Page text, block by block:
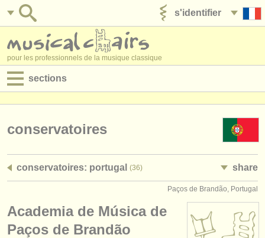
s'identifier
pour les professionnels de la musique classique
sections
jobs - administration
stages/cours
conservatoires
conservatoires: portugal (36) share
Paços de Brandão, Portugal
Academia de Música de
Paços de Brandão